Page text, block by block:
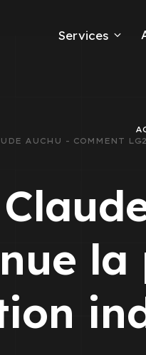
Services
Google Ads
Emailing
Rapports Meta Ads
AUCHU - COMMENT